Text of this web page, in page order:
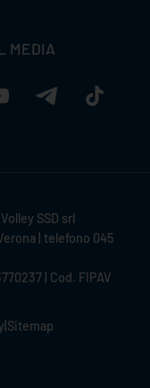
MEDIA
SSD srl
| telefono 045
| Cod. FIPAV
Sitemap